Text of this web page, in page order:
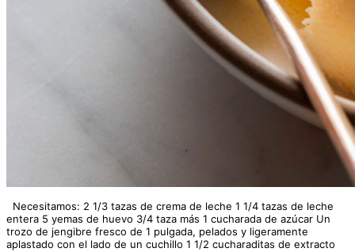
Necesitamos: 2 1/3 tazas de crema de leche 1 1/4 tazas de leche
entera 5 yemas de huevo 3/4 taza más 1 cucharada de azúcar Un
trozo de jengibre fresco de 1 pulgada, pelados y ligeramente
aplastado con el lado de un cuchillo 1 1/2 cucharaditas de extracto